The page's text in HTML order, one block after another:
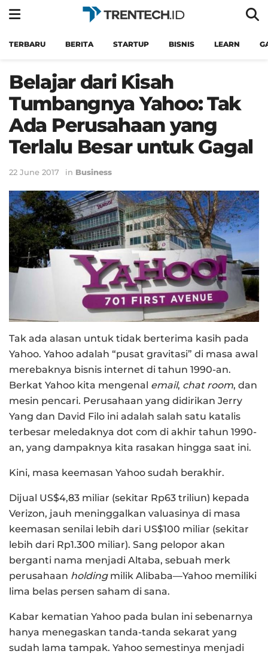
TERBARU BERITA STARTUP BISNIS LEARN
Belajar dari Kisah
Tumbangnya Yahoo: Tak
Ada Perusahaan yang
Terlalu Besar untuk Gagal
22 June 2017 in Business
Tak ada alasan untuk tidak berterima kasih pada
Yahoo. Yahoo adalah “pusat gravitasi” di masa awal
merebaknya bisnis internet di tahun 1990-an.
Berkat Yahoo kita mengenal email, chat room, dan
mesin pencari. Perusahaan yang didirikan Jerry
Yang dan David Filo ini adalah salah satu katalis
terbesar meledaknya dot com di akhir tahun 1990-
an, yang dampaknya kita rasakan hingga saat ini.
Kini, masa keemasan Yahoo sudah berakhir.
Dijual US$4,83 miliar (sekitar Rp63 triliun) kepada
Verizon, jauh meninggalkan valuasinya di masa
keemasan senilai lebih dari US$100 miliar (sekitar
lebih dari Rp1.300 miliar). Sang pelopor akan
berganti nama menjadi Altaba, sebuah merk
perusahaan holdingmilik Alibaba—Yahoo memiliki
lima belas persen saham di sana.
Kabar kematian Yahoo pada bulan ini sebenarnya
hanya menegaskan tanda-tanda sekarat yang
sudah lama tampak. Yahoo semestinya menjadi